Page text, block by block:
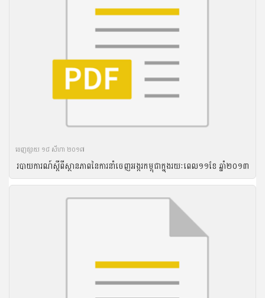
ចេញ​ផ្សាយ​ ១៨ សីហា ២០១៧
របាយ​ការណ៍​ស្តីពី​ស្ថានភាព​នៃ​ការ​នាំ​ចេញ​អង្ករ​កម្ពុជា​ក្នុង​រយៈ​ពេល​១១​ខែ ឆ្នាំ​២០១៣